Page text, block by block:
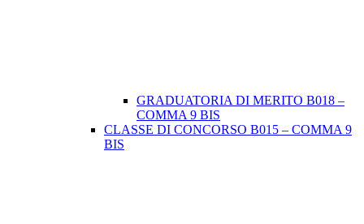
GRADUATORIA DI MERITO B018 –
COMMA 9 BIS
CLASSE DI CONCORSO B015 – COMMA 9
BIS